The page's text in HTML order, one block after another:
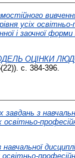
усіх
і заочної
ОЦІНКИ
с. 384-396.
з
освітньо-
освітньо-